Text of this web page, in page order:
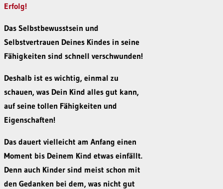
Erfolg!
Das Selbstbewusstsein und
Selbstvertrauen Deines Kindes in seine
Fähigkeiten sind schnell verschwunden!
Deshalb ist es wichtig, einmal zu
schauen, was Dein Kind alles gut kann,
auf seine tollen Fähigkeiten und
Eigenschaften!
Das dauert vielleicht am Anfang einen
Moment bis Deinem Kind etwas einfällt.
Denn auch Kinder sind meist schon mit
den Gedanken bei dem, was nicht gut